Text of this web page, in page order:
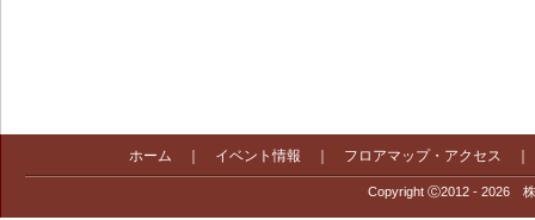
ホーム イベント情報 フロアマップ・アクセス
Copyright Ⓒ2012 - 2026 株